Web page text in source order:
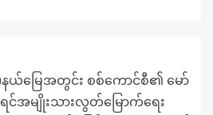
နယ်မြေအတွင်း စစ်ကောင်စီ၏ မော်
င်အမျိုးသားလွတ်မြောက်ရေး